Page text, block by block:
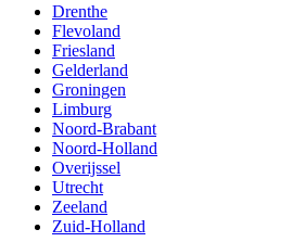
Drenthe
Flevoland
Friesland
Gelderland
Groningen
Limburg
Noord-Brabant
Noord-Holland
Overijssel
Utrecht
Zeeland
Zuid-Holland